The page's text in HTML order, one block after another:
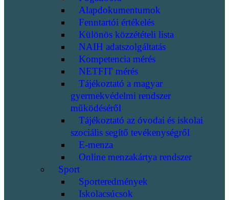
Alapdokumentumok
Fenntartói értékelés
Különös közzétételi lista
NAIH adatszolgáltatás
Kompetencia mérés
NETFIT mérés
Tájékoztató a magyar
gyermekvédelmi rendszer
működéséről
Tájékoztató az óvodai és iskolai
szociális segítő tevékenységről
E-menza
Online menzakártya rendszer
Sport
Sporteredmények
Iskolacsúcsok